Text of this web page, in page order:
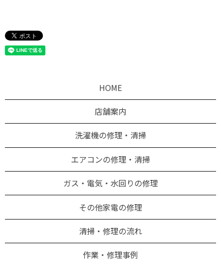
HOME
店舗案内
洗濯機の修理・清掃
エアコンの修理・清掃
ガス・電気・水回りの修理
その他家電の修理
清掃・修理の流れ
作業・修理事例